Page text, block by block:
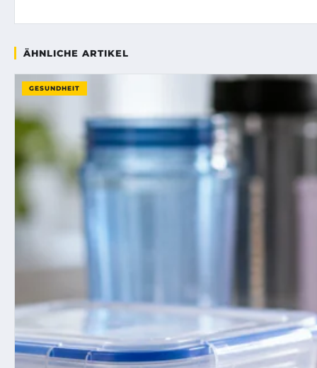
ÄHNLICHE ARTIKEL
GESUNDHEIT